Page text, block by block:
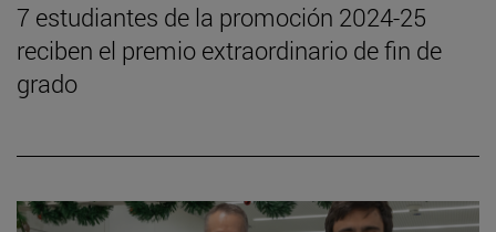
7 estudiantes de la promoción 2024-25
reciben el premio extraordinario de fin de
grado